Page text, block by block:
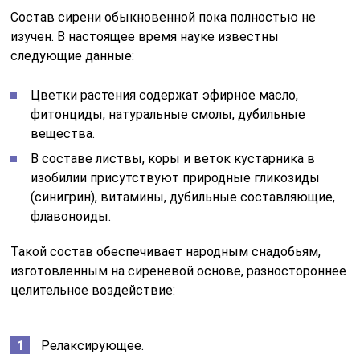
Состав сирени обыкновенной пока полностью не
изучен. В настоящее время науке известны
следующие данные:
Цветки растения содержат эфирное масло,
фитонциды, натуральные смолы, дубильные
вещества.
В составе листвы, коры и веток кустарника в
изобилии присутствуют природные гликозиды
(синигрин), витамины, дубильные составляющие,
флавоноиды.
Такой состав обеспечивает народным снадобьям,
изготовленным на сиреневой основе, разностороннее
целительное воздействие:
Релаксирующее.